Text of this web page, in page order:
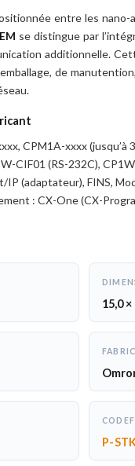
entre les
EM se distingue par
additionnelle.
de
CPM1A-xxxx (jusqu’à
CIF01 (RS-232C),
(adaptateur), FINS,
: CX-One (CX-
15,0 ×
CODEF
P-